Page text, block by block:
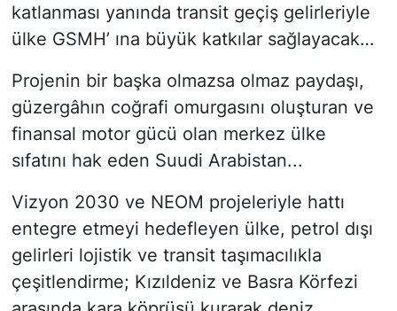
katlanması yanında transit geçiş gelirleriyle
ülke GSMH’ ına büyük katkılar sağlayacak…
Projenin bir başka olmazsa olmaz paydaşı,
güzergâhın coğrafi omurgasını oluşturan ve
finansal motor gücü olan merkez ülke
sıfatını hak eden Suudi Arabistan...
Vizyon 2030 ve NEOM projeleriyle hattı
entegre etmeyi hedefleyen ülke, petrol dışı
gelirleri lojistik ve transit taşımacılıkla
çeşitlendirme; Kızıldeniz ve Basra Körfezi